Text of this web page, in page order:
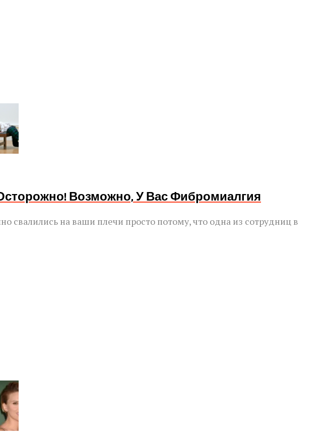
Возможно, У Вас Фибромиалгия
свалились на ваши плечи просто потому, что одна из сотрудниц в